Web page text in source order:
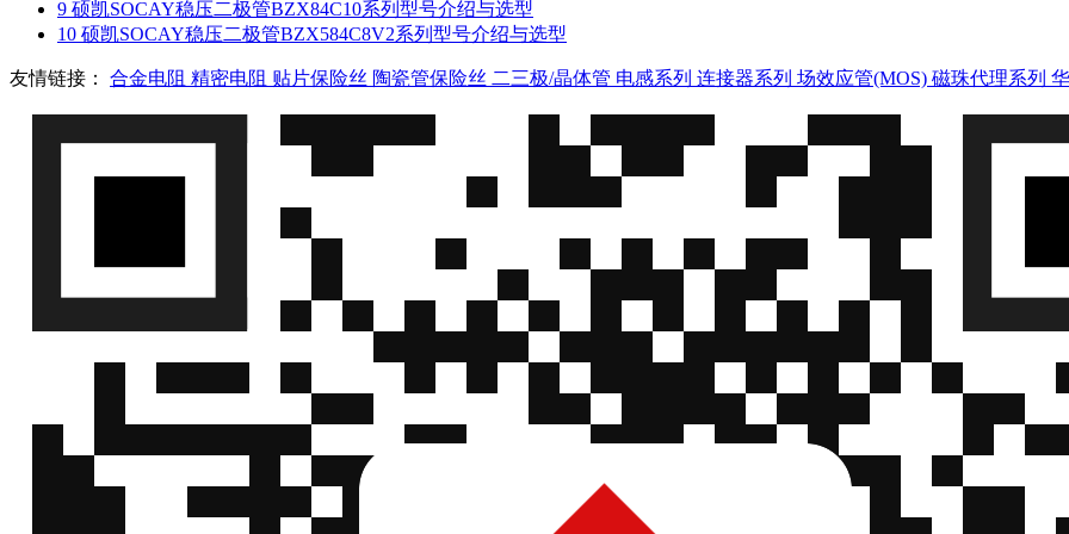
9 硕凯SOCAY稳压二极管BZX84C10系列型号介绍与选型
10 硕凯SOCAY稳压二极管BZX584C8V2系列型号介绍与选型
友情链接： 合金电阻 精密电阻 贴片保险丝 陶瓷管保险丝 二三极/晶体管 电感系列 连接器系列 场效应管(MOS) 磁珠代理系列